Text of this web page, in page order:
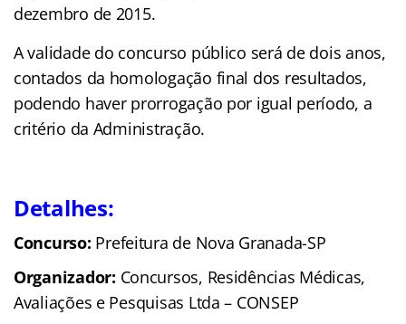
dezembro de 2015.
A validade do concurso público será de dois anos,
contados da homologação final dos resultados,
podendo haver prorrogação por igual período, a
critério da Administração.
Detalhes:
Concurso: Prefeitura de Nova Granada-SP
Organizador: Concursos, Residências Médicas,
Avaliações e Pesquisas Ltda – CONSEP